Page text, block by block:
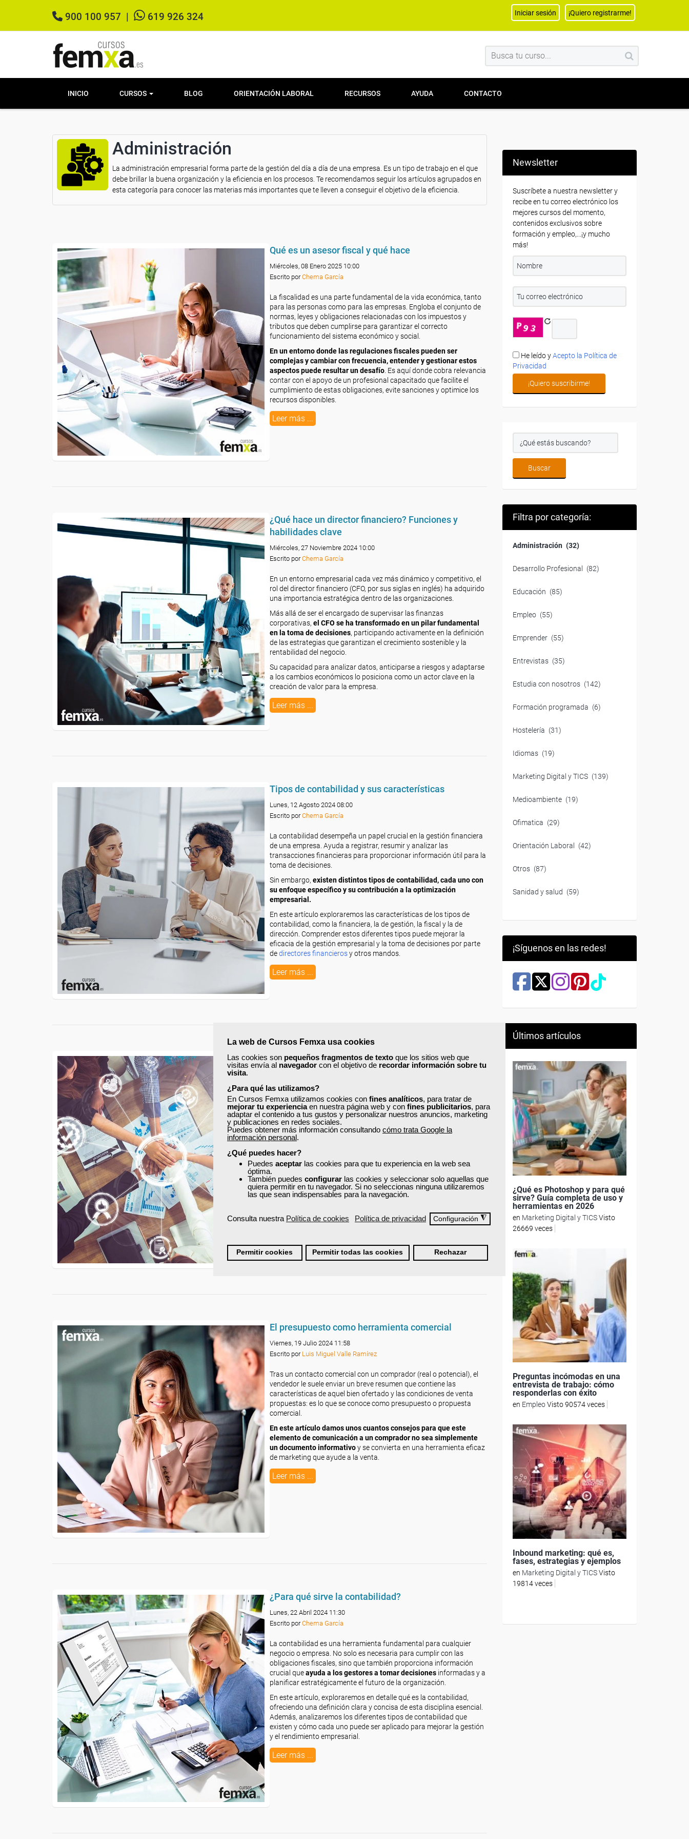
La web de Cursos Femxa usa cookies
Las cookies son pequeños fragmentos de texto que los sitios web que
visitas envía al navegador con el objetivo de recordar información sobre tu
visita.
¿Para qué las utilizamos?
En Cursos Femxa utilizamos cookies con fines analíticos, para tratar de
mejorar tu experienciaen nuestra página web y con fines publicitarios, para
adaptar el contenido a tus gustos y personalizar nuestros anuncios, marketing
y publicaciones en redes sociales.
Puedes obtener más información consultando cómo trata Google la
información personal.
¿Qué puedes hacer?
Puedes aceptar las cookies para que tu experiencia en la web sea
óptima.
También puedes configurar las cookies y seleccionar solo aquellas que
quiera permitir en tu navegador. Si no seleccionas ninguna utilizaremos
las que sean indispensables para la navegación.
Consulta nuestra Política de cookies Política de privacidad Configuración ◮
Permitir cookies Permitir todas las cookies Rechazar
900 100 957 619 926 324 Iniciar sesión ¡Quiero registrarme!
INICIO CURSOS BLOG ORIENTACIÓN LABORAL RECURSOS AYUDA CONTACTO
Administración
La administración empresarial forma parte de la gestión del día a día de una empresa. Es un tipo de trabajo en el que
debe brillar la buena organización y la eficiencia en los procesos. Te recomendamos seguir los artículos agrupados en
esta categoría para conocer las materias más importantes que te lleven a conseguir el objetivo de la eficiencia.
Qué es un asesor fiscal y qué hace
Miércoles, 08 Enero 2025 10:00
Escrito porChema García
La fiscalidad es una parte fundamental de la vida económica, tanto
para las personas como para las empresas. Engloba el conjunto de
normas, leyes y obligaciones relacionadas con los impuestos y
tributos que deben cumplirse para garantizar el correcto
funcionamiento del sistema económico y social.
En un entorno donde las regulaciones fiscales pueden ser
complejas y cambiar con frecuencia, entender y gestionar estos
aspectos puede resultar un desafío. Es aquí donde cobra relevancia
contar con el apoyo de un profesional capacitado que facilite el
cumplimiento de estas obligaciones, evite sanciones y optimice los
recursos disponibles.
Leer más ...
¿Qué hace un director financiero? Funciones y
habilidades clave
Miércoles, 27 Noviembre 2024 10:00
Escrito porChema García
En un entorno empresarial cada vez más dinámico y competitivo, el
rol del director financiero (CFO, por sus siglas en inglés) ha adquirido
una importancia estratégica dentro de las organizaciones.
Más allá de ser el encargado de supervisar las finanzas
corporativas, el CFO se ha transformado en un pilar fundamental
en la toma de decisiones, participando activamente en la definición
de las estrategias que garantizan el crecimiento sostenible y la
rentabilidad del negocio.
Su capacidad para analizar datos, anticiparse a riesgos y adaptarse
a los cambios económicos lo posiciona como un actor clave en la
creación de valor para la empresa.
Leer más ...
Tipos de contabilidad y sus características
Lunes, 12 Agosto 2024 08:00
Escrito porChema García
La contabilidad desempeña un papel crucial en la gestión financiera
de una empresa. Ayuda a registrar, resumir y analizar las
transacciones financieras para proporcionar información útil para la
toma de decisiones.
Sin embargo, existen distintos tipos de contabilidad, cada uno con
su enfoque específico y su contribución a la optimización
empresarial.
En este artículo exploraremos las características de los tipos de
contabilidad, como la financiera, la de gestión, la fiscal y la de
dirección. Comprender estos diferentes tipos puede mejorar la
eficacia de la gestión empresarial y la toma de decisiones por parte
dedirectores financierosy otros mandos.
Leer más ...
Cómo implementar la norma ISO 9001 en una
empresa
Viernes, 26 Julio 2024 11:30
Escrito porChema García
La norma ISO 9001 es un estándar internacional que establece los
requisitos para un sistema de gestión de la calidad (SGC) efectivo
Publicada por primera vez en 1987 por la Organización Internacional
referencia global para asegurar la calidad y la eficiencia en las
organizaciones de diversos sectores.
La ISO 9001 proporciona un marco sistemático para gestionar los
procesos empresariales y mejorar la satisfacción del cliente, al
tiempo que fomenta la mejora continua.
Leer más ...
El presupuesto como herramienta comercial
Viernes, 19 Julio 2024 11:58
Escrito por Luis Miguel Valle Ramírez
Tras un contacto comercial con un comprador (real o potencial), el
vendedor le suele enviar un breve resumen que contiene las
características de aquel bien ofertado y las condiciones de venta
propuestas: es lo que se conoce como presupuesto o propuesta
comercial.
En este artículo damos unos cuantos consejos para que este
elemento de comunicación a un comprador no sea simplemente
un documento informativoy se convierta en una herramienta eficaz
de marketing que ayude a la venta.
Leer más ...
¿Para qué sirve la contabilidad?
Lunes, 22 Abril 2024 11:30
Escrito porChema García
La contabilidad es una herramienta fundamental para cualquier
negocio o empresa. No solo es necesaria para cumplir con las
obligaciones fiscales, sino que también proporciona información
crucial queayuda a los gestores a tomar decisionesinformadas y a
planificar estratégicamente el futuro de la organización.
En este artículo, exploraremos en detalle qué es la contabilidad,
ofreciendo una definición clara y concisa de esta disciplina esencial.
Además, analizaremos los diferentes tipos de contabilidad que
existen y cómo cada uno puede ser aplicado para mejorar la gestión
y el rendimiento empresarial.
Leer más ...
Newsletter
Suscríbete a nuestra newsletter y
recibe en tu correo electrónico los
mejores cursos del momento,
contenidos exclusivos sobre
formación y empleo,...¡y mucho
más!
He leído yAcepto la Política de
Privacidad
Filtra por categoría:
Administración (32)
Desarrollo Profesional (82)
Educación (85)
Empleo (55)
Emprender (55)
Entrevistas (35)
Estudia con nosotros (142)
Formación programada (6)
Hostelería (31)
Idiomas (19)
Marketing Digital y TICS (139)
Medioambiente (19)
Ofimatica (29)
Orientación Laboral (42)
Otros (87)
Sanidad y salud (59)
¡Síguenos en las redes!
Últimos artículos
¿Qué es Photoshop y para qué
sirve? Guía completa de uso y
herramientas en 2026
en Marketing Digital y TICS Visto
26669 veces
Preguntas incómodas en una
entrevista de trabajo: cómo
responderlas con éxito
en Empleo Visto 90574 veces
Inbound marketing: qué es,
fases, estrategias y ejemplos
en Marketing Digital y TICS Visto
19814 veces